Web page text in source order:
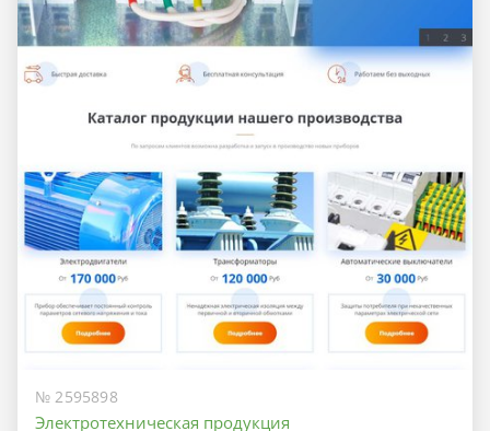
№ 2595898
Электротехническая продукция